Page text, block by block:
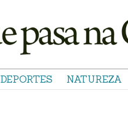
DEPORTES NATUREZA